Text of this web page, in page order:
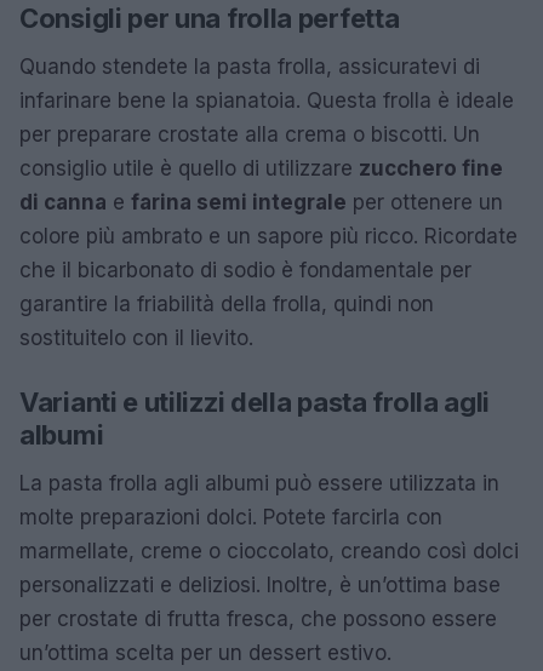
Consigli per una frolla perfetta
Quando stendete la pasta frolla, assicuratevi di
infarinare bene la spianatoia. Questa frolla è ideale
per preparare crostate alla crema o biscotti. Un
consiglio utile è quello di utilizzare zucchero fine
di canna e farina semi integrale per ottenere un
colore più ambrato e un sapore più ricco. Ricordate
che il bicarbonato di sodio è fondamentale per
garantire la friabilità della frolla, quindi non
sostituitelo con il lievito.
Varianti e utilizzi della pasta frolla agli
albumi
La pasta frolla agli albumi può essere utilizzata in
molte preparazioni dolci. Potete farcirla con
marmellate, creme o cioccolato, creando così dolci
personalizzati e deliziosi. Inoltre, è un’ottima base
per crostate di frutta fresca, che possono essere
un’ottima scelta per un dessert estivo.